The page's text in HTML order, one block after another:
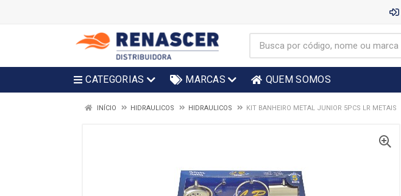
CATEGORIAS MARCAS QUEM SOMOS
INÍCIO HIDRAULICOS HIDRAULICOS KIT BANHEIRO METAL JUNIOR 5PCS LR METAIS